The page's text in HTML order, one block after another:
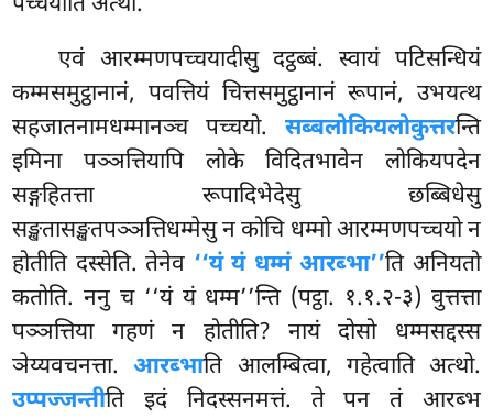
एवं आरम्मणपच्चयादीसु दट्ठब्बं. स्वायं पटिसन्धियं
कम्मसमुट्ठानानं, पवत्तियं चित्तसमुट्ठानानं रूपानं, उभयत्थ
सहजातनामधम्मानञ्च पच्चयो. सब्बलोकियलोकुत्तरन्ति
इमिना पञ्ञत्तियापि लोके विदितभावेन लोकियपदेन
सङ्गहितत्ता रूपादिभेदेसु छब्बिधेसु
सङ्खतासङ्खतपञ्ञत्तिधम्मेसु न कोचि धम्मो आरम्मणपच्चयो न
होतीति दस्सेति. तेनेव ‘‘यं यं धम्मं आरब्भा’’ति अनियतो
कतोति. ननु च ‘‘यं यं धम्म’’न्ति (पट्ठा. १.१.२-३) वुत्तत्ता
पञ्ञत्तिया गहणं न होतीति? नायं दोसो धम्मसद्दस्स
ञेय्यवचनत्ता.आरब्भाति आलम्बित्वा, गहेत्वाति अत्थो.
उप्पज्जन्तीति इदं निदस्सनमत्तं. ते पन तं आरब्भ